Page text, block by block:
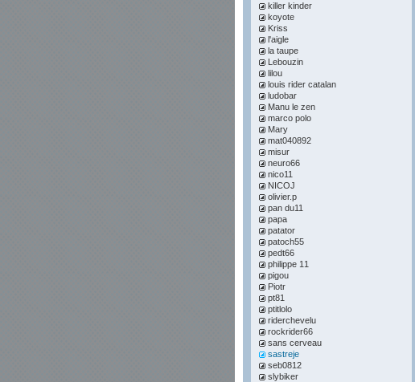
killer kinder
koyote
Kriss
l'aigle
la taupe
Lebouzin
lilou
louis rider catalan
ludobar
Manu le zen
marco polo
Mary
mat040892
misur
neuro66
nico11
NICOJ
olivier.p
pan du11
papa
patator
patoch55
pedt66
philippe 11
pigou
Piotr
pt81
ptitlolo
riderchevelu
rockrider66
sans cerveau
sastreje
seb0812
slybiker